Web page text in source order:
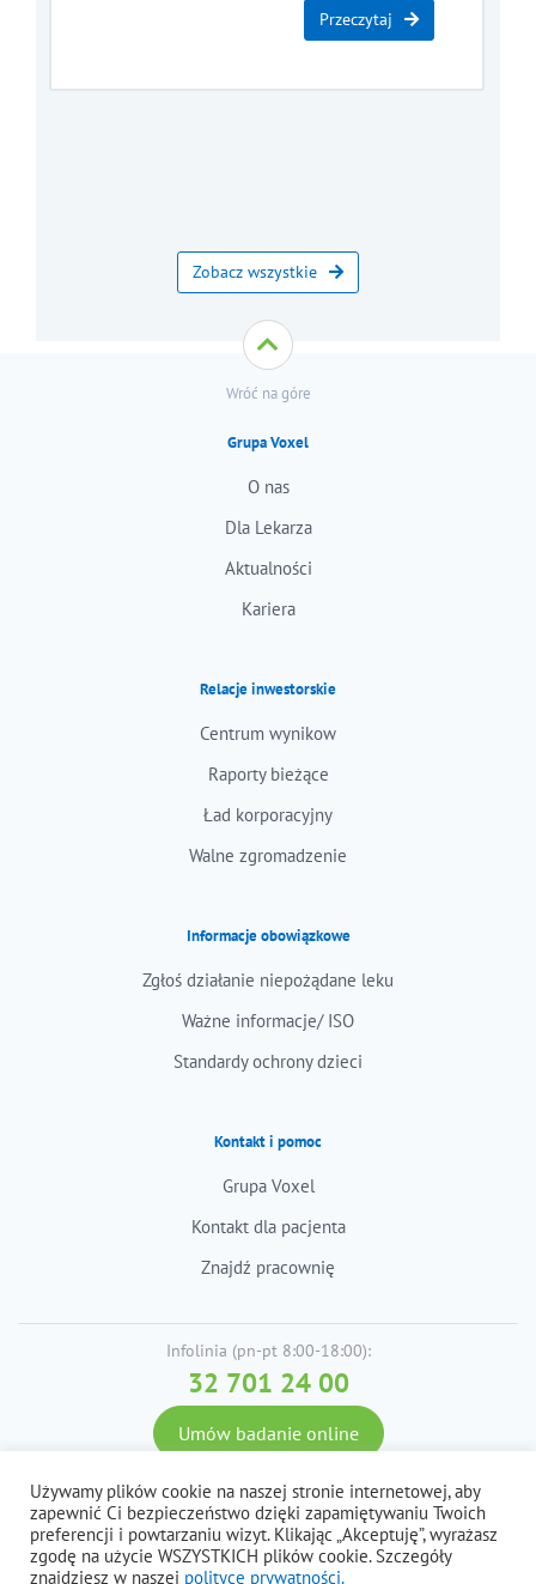
Przeczytaj
Zobacz wszystkie
Wróć na góre
Grupa Voxel
O nas
Dla Lekarza
Aktualności
Kariera
Relacje inwestorskie
Centrum wynikow
Raporty bieżące
Ład korporacyjny
Walne zgromadzenie
Informacje obowiązkowe
Zgłoś działanie niepożądane leku
Ważne informacje/ ISO
Standardy ochrony dzieci
Kontakt i pomoc
Grupa Voxel
Kontakt dla pacjenta
Znajdź pracownię
Infolinia (pn-pt 8:00-18:00):
32 701 24 00
Umów badanie online
© 2026 Voxel S.A. Wszystkie prawa zastrzeżone.
Polityka prywatności i cookies, dane osobowe Regulaminy
Używamy plików cookie na naszej stronie internetowej, aby
zapewnić Ci bezpieczeństwo dzięki zapamiętywaniu Twoich
preferencji i powtarzaniu wizyt. Klikając „Akceptuję”, wyrażasz
zgodę na użycie WSZYSTKICH plików cookie. Szczegóły
znajdziesz w naszej polityce prywatności.